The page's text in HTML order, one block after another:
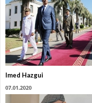
Imed Hazgui
07.01.2020